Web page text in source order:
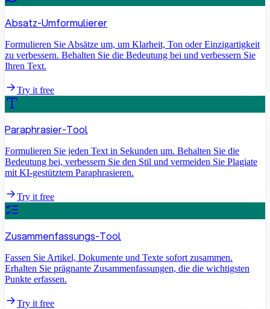
Absatz-Umformulierer
Formulieren Sie Absätze um, um Klarheit, Ton oder Einzigartigkeit
zu verbessern. Behalten Sie die Bedeutung bei und verbessern Sie
Ihren Text.
Try it free
Paraphrasier-Tool
Formulieren Sie jeden Text in Sekunden um. Behalten Sie die
Bedeutung bei, verbessern Sie den Stil und vermeiden Sie Plagiate
mit KI-gestütztem Paraphrasieren.
Try it free
Zusammenfassungs-Tool
Fassen Sie Artikel, Dokumente und Texte sofort zusammen.
Erhalten Sie prägnante Zusammenfassungen, die die wichtigsten
Punkte erfassen.
Try it free